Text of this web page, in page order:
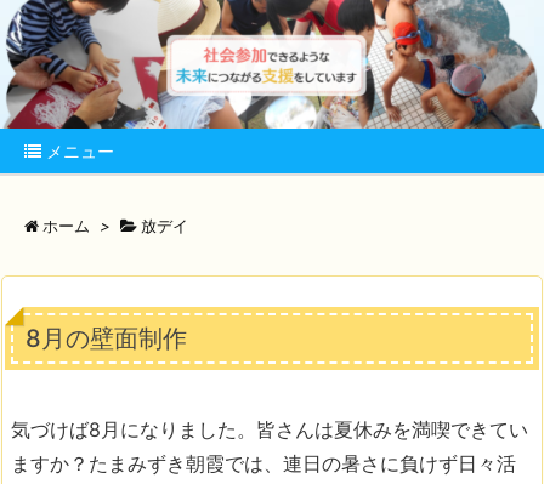
メニュー
ホーム > 放デイ
8月の壁面制作
気づけば8月になりました。皆さんは夏休みを満喫できてい
ますか？たまみずき朝霞では、連日の暑さに負けず日々活